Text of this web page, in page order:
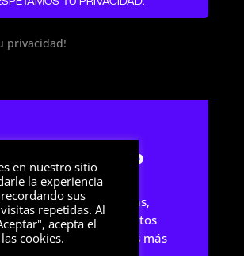
privacidad!
Setup
web dedicado a noticias,
y reviews de productos
con los streamers más
en nuestro sitio
la experiencia
sus
repetidas. Al
acepta el
cookies.